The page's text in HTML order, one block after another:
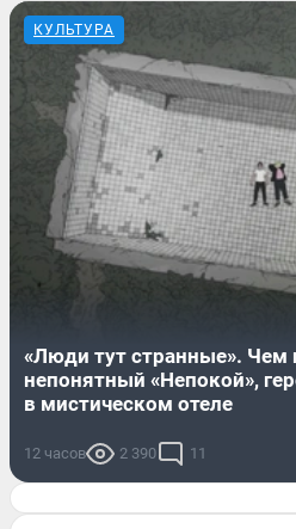
КУЛЬТУРА
«Люди тут странные». Чем
непонятный «Непокой»,
в мистическом отеле
12 часов 2 390 11